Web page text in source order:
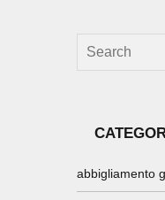
abbigliamento